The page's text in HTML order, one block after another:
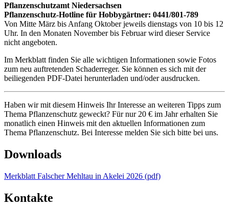
Pflanzenschutzamt Niedersachsen
Pflanzenschutz-Hotline für Hobbygärtner: 0441/801-789
Von Mitte März bis Anfang Oktober jeweils dienstags von 10 bis 12
Uhr. In den Monaten November bis Februar wird dieser Service
nicht angeboten.
Im Merkblatt finden Sie alle wichtigen Informationen sowie Fotos
zum neu auftretenden Schaderreger. Sie können es sich mit der
beiliegenden PDF-Datei herunterladen und/oder ausdrucken.
Haben wir mit diesem Hinweis Ihr Interesse an weiteren Tipps zum
Thema Pflanzenschutz geweckt? Für nur 20 € im Jahr erhalten Sie
monatlich einen Hinweis mit den aktuellen Informationen zum
Thema Pflanzenschutz. Bei Interesse melden Sie sich bitte bei uns.
Downloads
Merkblatt Falscher Mehltau in Akelei 2026 (pdf)
Kontakte